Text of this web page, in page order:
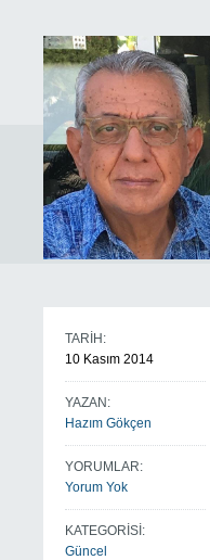
TARİH:
10 Kasım 2014
YAZAN:
Hazım Gökçen
YORUMLAR:
Yorum Yok
KATEGORİSİ:
Güncel